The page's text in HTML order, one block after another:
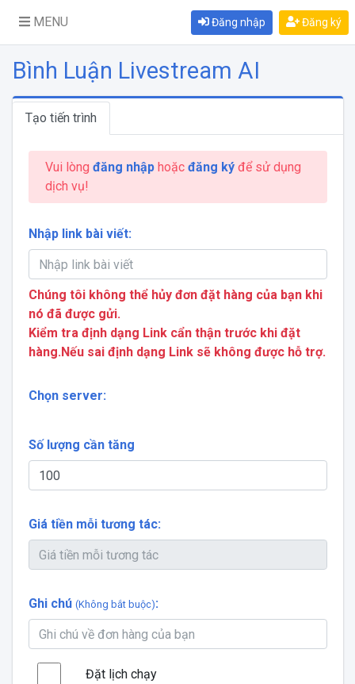
MENU Đăng nhập Đăng ký
Bình Luận Livestream AI
Tạo tiến trình
Vui lòng đăng nhậphoặc đăng kýđể sử dụng
dịch vụ!
Nhập link bài viết:
Chúng tôi không thể hủy đơn đặt hàng của bạn khi
nó đã được gửi.
Kiểm tra định dạng Link cẩn thận trước khi đặt
hàng.Nếu sai định dạng Link sẽ không được hỗ trợ.
Chọn server:
Số lượng cần tăng
Giá tiền mỗi tương tác:
Ghi chú (Không bắt buộc):
Đặt lịch chạy